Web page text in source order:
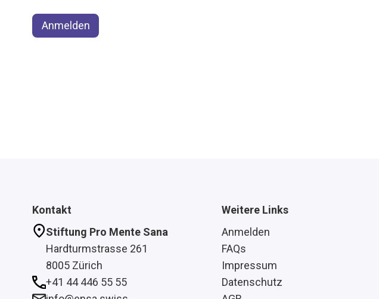
Anmelden
Kontakt
Stiftung Pro Mente Sana
Hardturmstrasse 261
8005 Zürich
+41 44 446 55 55
Weitere Links
Anmelden
FAQs
Impressum
Datenschutz